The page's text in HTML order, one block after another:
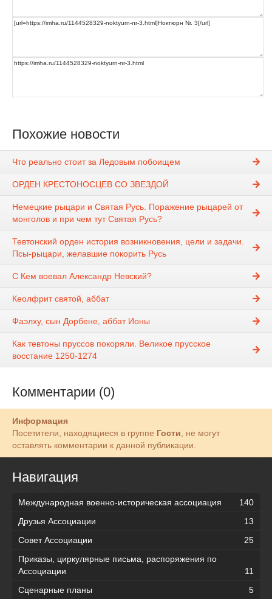
Похожие новости
Что реально стоит за Ледовым побоищем
ОРДЕН КРЕСТОНОСЦЕВ СО ЗВЕЗДОЙ
Немецкие рыцари и Святая Русь. Поражение рыцарей от
монголов и при чем тут Святая Русь?
Тевтонский орден история возникновения, цели и задачи.
Псы-рыцари, желавшие покорить Русь
С Кем воевал Александр Невский?
Кеолфрит святой, аббат
Фаэлху, сын Дорбене, аббат Ионы
Как тевтоны пруссов покоряли. Великое прусское
восстание 1250-1274
Комментарии (0)
Информация
Посетители, находящиеся в группе Гости , не могут
оставлять комментарии к данной публикации.
Навигация
Международная военно-историческая ассоциация
140
Друзья Ассоциации
13
Совет Ассоциации
25
Приказы, циркулярные письма, распоряжения по
Ассоциации
11
Сценарные планы
5